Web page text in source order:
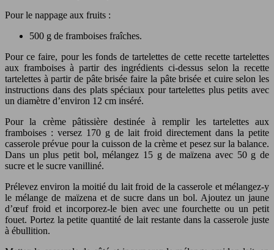
Pour le nappage aux fruits :
500 g de framboises fraîches.
Pour ce faire, pour les fonds de tartelettes de cette recette tartelettes
aux framboises à partir des ingrédients ci-dessus selon la recette
tartelettes à partir de pâte brisée faire la pâte brisée et cuire selon les
instructions dans des plats spéciaux pour tartelettes plus petits avec
un diamètre d’environ 12 cm inséré.
Pour la crème pâtissière destinée à remplir les tartelettes aux
framboises : versez 170 g de lait froid directement dans la petite
casserole prévue pour la cuisson de la crème et pesez sur la balance.
Dans un plus petit bol, mélangez 15 g de maïzena avec 50 g de
sucre et le sucre vanilliné.
Prélevez environ la moitié du lait froid de la casserole et mélangez-y
le mélange de maïzena et de sucre dans un bol. Ajoutez un jaune
d’œuf froid et incorporez-le bien avec une fourchette ou un petit
fouet. Portez la petite quantité de lait restante dans la casserole juste
à ébullition.